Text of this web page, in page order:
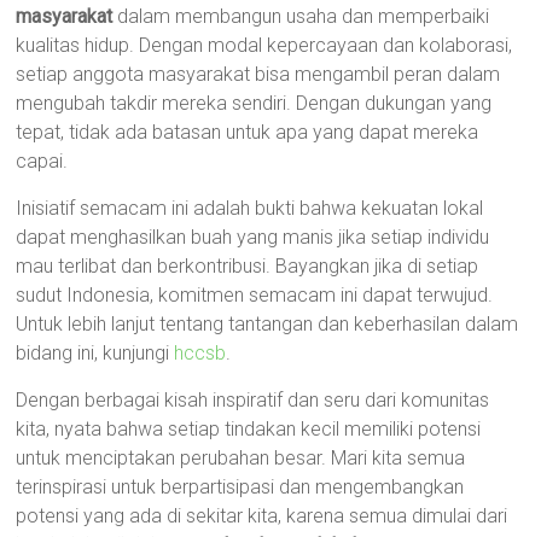
masyarakatdalam membangun usaha dan memperbaiki
kualitas hidup. Dengan modal kepercayaan dan kolaborasi,
setiap anggota masyarakat bisa mengambil peran dalam
mengubah takdir mereka sendiri. Dengan dukungan yang
tepat, tidak ada batasan untuk apa yang dapat mereka
capai.
Inisiatif semacam ini adalah bukti bahwa kekuatan lokal
dapat menghasilkan buah yang manis jika setiap individu
mau terlibat dan berkontribusi. Bayangkan jika di setiap
sudut Indonesia, komitmen semacam ini dapat terwujud.
Untuk lebih lanjut tentang tantangan dan keberhasilan dalam
bidang ini, kunjungi hccsb.
Dengan berbagai kisah inspiratif dan seru dari komunitas
kita, nyata bahwa setiap tindakan kecil memiliki potensi
untuk menciptakan perubahan besar. Mari kita semua
terinspirasi untuk berpartisipasi dan mengembangkan
potensi yang ada di sekitar kita, karena semua dimulai dari